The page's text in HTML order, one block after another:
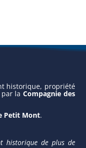
historique, propriété
la Compagnie des
Petit Mont.
historique de plus de